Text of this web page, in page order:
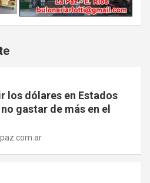
los dólares en Estados
gastar de más en el